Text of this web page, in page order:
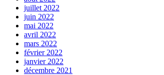
juillet 2022
juin 2022
mai 2022
avril 2022
mars 2022
février 2022
janvier 2022
décembre 2021